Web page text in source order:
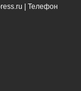
| Телефон